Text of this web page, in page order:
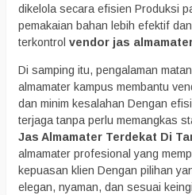
dikelola secara efisien Produksi
pemakaian bahan lebih efektif
terkontrol vendor jas
Di samping itu, pengalaman
almamater kampus membantu
dan minim kesalahan Dengan
terjaga tanpa perlu memangkas
Jas Almamater Terdekat Di
almamater profesional yang
kepuasan klien Dengan pilihan
elegan, nyaman, dan sesuai